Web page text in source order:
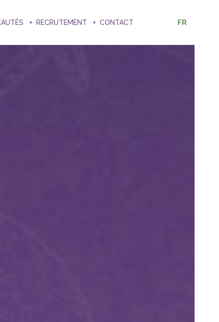
RECRUTEMENT CONTACT FR